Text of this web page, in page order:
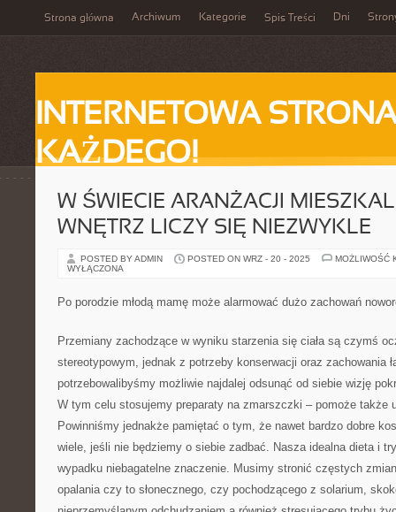
Strona główna Archiwum Kategorie Spis Treści Dni
INTERNETOWA
KAŻDEGO!
W ŚWIECIE ARANŻACJI
WNĘTRZ LICZY SIĘ NIEZWYKLE
POSTED BY ADMIN POSTED ON WRZ - 20 - 2025
MOŻLIWOŚĆ
WYŁĄCZONA
Po porodzie młodą mamę może alarmować dużo zachowań
Przemiany zachodzące w wyniku starzenia się ciała są czymś
stereotypowym, jednak z potrzeby konserwacji oraz zachowania
potrzebowalibyśmy możliwie najdalej odsunąć od siebie wizję
W tym celu stosujemy preparaty na zmarszczki – pomoże także
Powinniśmy jednakże pamiętać o tym, że nawet bardzo dobre
wiele, jeśli nie będziemy o siebie zadbać. Nasza idealna dieta i
wypadku niebagatelne znaczenie. Musimy stronić częstych
opalania czy to słonecznego, czy pochodzącego z solarium,